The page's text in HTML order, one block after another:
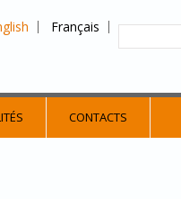
Français
CONTACTS